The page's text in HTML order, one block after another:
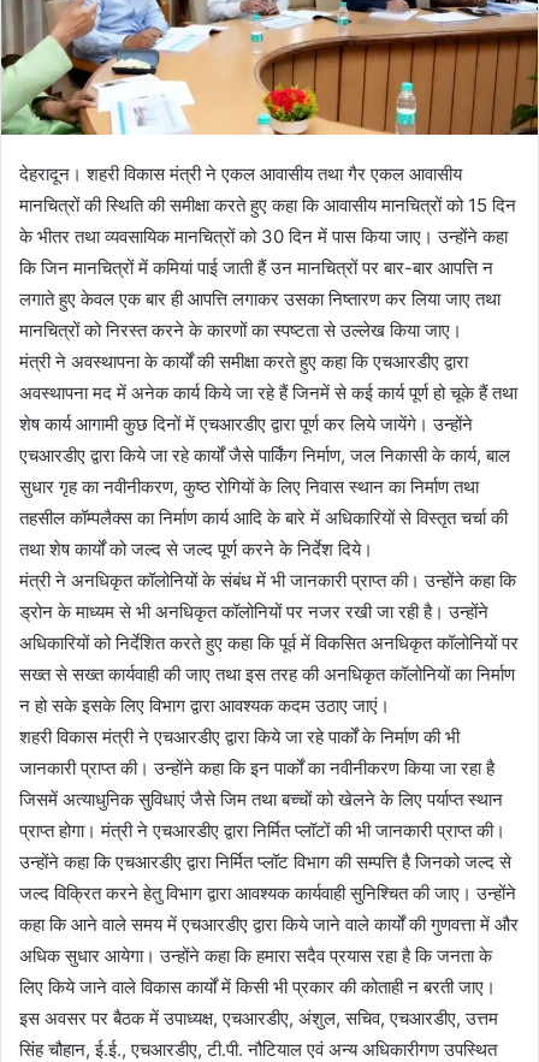
l
देहरादून। शहरी विकास मंत्री ने एकल आवासीय तथा गैर एकल आवासीय
मानचित्रों की स्थिति की समीक्षा करते हुए कहा कि आवासीय मानचित्रों को 15 दिन
के भीतर तथा व्यवसायिक मानचित्रों को 30 दिन में पास किया जाए। उन्होंने कहा
कि जिन मानचित्रों में कमियां पाई जाती हैं उन मानचित्रों पर बार-बार आपत्ति न
लगाते हुए केवल एक बार ही आपत्ति लगाकर उसका निष्तारण कर लिया जाए तथा
मानचित्रों को निरस्त करने के कारणों का स्पष्टता से उल्लेख किया जाए।
मंत्री ने अवस्थापना के कार्यों की समीक्षा करते हुए कहा कि एचआरडीए द्वारा
अवस्थापना मद में अनेक कार्य किये जा रहे हैं जिनमें से कई कार्य पूर्ण हो चूके हैं तथा
शेष कार्य आगामी कुछ दिनों में एचआरडीए द्वारा पूर्ण कर लिये जायेंगे। उन्होंने
एचआरडीए द्वारा किये जा रहे कार्यों जैसे पार्किंग निर्माण, जल निकासी के कार्य, बाल
सुधार गृह का नवीनीकरण, कुष्ठ रोगियों के लिए निवास स्थान का निर्माण तथा
तहसील कॉम्पलैक्स का निर्माण कार्य आदि के बारे में अधिकारियों से विस्तृत चर्चा की
तथा शेष कार्यों को जल्द से जल्द पूर्ण करने के निर्देश दिये।
मंत्री ने अनधिकृत कॉलोनियों के संबंध में भी जानकारी प्राप्त की। उन्होंने कहा कि
ड्रोन के माध्यम से भी अनधिकृत कॉलोनियों पर नजर रखी जा रही है। उन्होंने
अधिकारियों को निर्देशित करते हुए कहा कि पूर्व में विकसित अनधिकृत कॉलोनियों पर
सख्त से सख्त कार्यवाही की जाए तथा इस तरह की अनधिकृत कॉलोनियों का निर्माण
न हो सके इसके लिए विभाग द्वारा आवश्यक कदम उठाए जाएं।
शहरी विकास मंत्री ने एचआरडीए द्वारा किये जा रहे पार्कों के निर्माण की भी
जानकारी प्राप्त की। उन्होंने कहा कि इन पार्कों का नवीनीकरण किया जा रहा है
जिसमें अत्याधुनिक सुविधाएं जैसे जिम तथा बच्चों को खेलने के लिए पर्याप्त स्थान
प्राप्त होगा। मंत्री ने एचआरडीए द्वारा निर्मित प्लॉटों की भी जानकारी प्राप्त की।
उन्होंने कहा कि एचआरडीए द्वारा निर्मित प्लॉट विभाग की सम्पत्ति है जिनको जल्द से
जल्द विक्रित करने हेतु विभाग द्वारा आवश्यक कार्यवाही सुनिश्चित की जाए। उन्होंने
कहा कि आने वाले समय में एचआरडीए द्वारा किये जाने वाले कार्यों की गुणवत्ता में और
अधिक सुधार आयेगा। उन्होंने कहा कि हमारा सदैव प्रयास रहा है कि जनता के
लिए किये जाने वाले विकास कार्यों में किसी भी प्रकार की कोताही न बरती जाए।
इस अवसर पर बैठक में उपाध्यक्ष, एचआरडीए, अंशुल, सचिव, एचआरडीए, उत्तम
सिंह चौहान, ई.ई., एचआरडीए, टी.पी. नौटियाल एवं अन्य अधिकारीगण उपस्थित